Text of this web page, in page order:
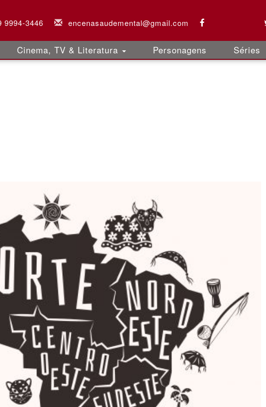
9994-3446 encenasaudemental@gmail.com
Cinema, TV & Literatura Personagens Séries